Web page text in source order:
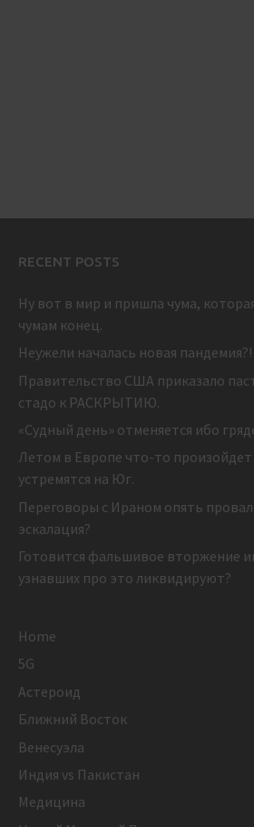
RECENT POSTS
Ну вот в мир и пришла чума,
чумам конец.
Неужели началась новая пандемия?!
Правительство США приказало
стадо к РАСКРЫТИЮ.
«Судный день» отменяется ибо
Летом в Европе что-то
устремятся на Юг.
Переговоры с Ираном опять
эскалация?
Готовится фальшивое вторжение
узнавших про это ликвидируют?
Home
5G
Астероид
Ближний Восток
Венесуэла
Индия vs Пакистан
Медицина